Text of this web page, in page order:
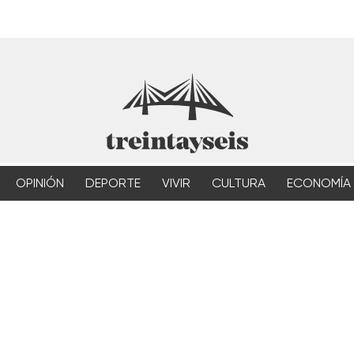
OPINIÓN DEPORTE VIVIR CULTURA ECONOMÍA